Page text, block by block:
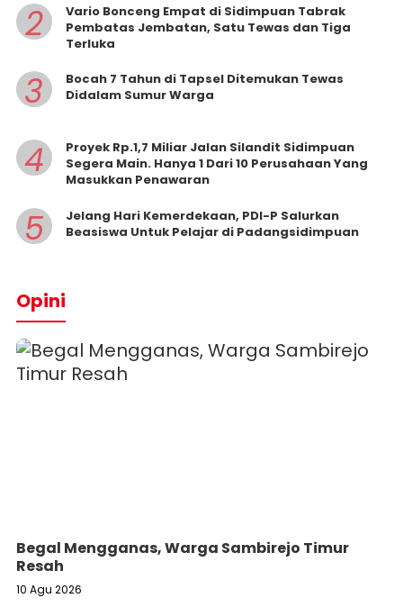
2
Vario Bonceng Empat di Sidimpuan Tabrak
Pembatas Jembatan, Satu Tewas dan Tiga
Terluka
3
Bocah 7 Tahun di Tapsel Ditemukan Tewas
Didalam Sumur Warga
4
Proyek Rp.1,7 Miliar Jalan Silandit Sidimpuan
Segera Main. Hanya 1 Dari 10 Perusahaan Yang
Masukkan Penawaran
5
Jelang Hari Kemerdekaan, PDI-P Salurkan
Beasiswa Untuk Pelajar di Padangsidimpuan
Opini
Begal Mengganas, Warga Sambirejo Timur
Resah
10 Agu 2026